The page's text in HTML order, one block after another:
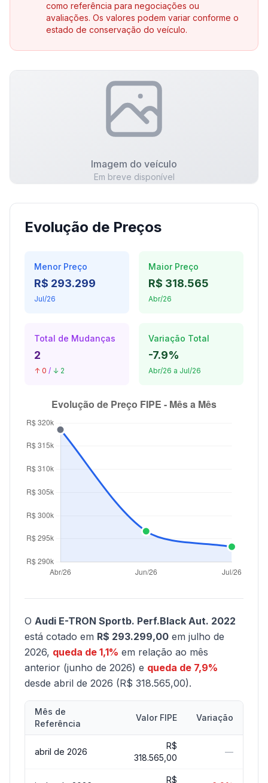
como referência para negociações ou
avaliações. Os valores podem variar conforme o
estado de conservação do veículo.
Imagem do veículo
Em breve disponível
Evolução de Preços
Menor Preço
R$ 293.299
Jul/26
Maior Preço
R$ 318.565
Abr/26
Total de Mudanças
2
↑ 0 / ↓ 2
Variação Total
-7.9%
Abr/26 a Jul/26
O Audi E-TRON Sportb. Perf.Black Aut. 2022
está cotado em R$ 293.299,00 em julho de
2026, queda de 1,1% em relação ao mês
anterior (junho de 2026) e queda de 7,9%
desde abril de 2026 (R$ 318.565,00).
Mês de
Referência
Valor FIPE Variação
abril de 2026
R$
318.565,00
—
R$